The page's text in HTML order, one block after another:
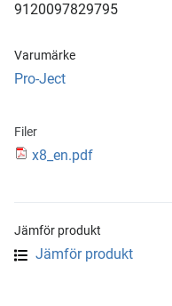
9120097829795
Varumärke
Pro-Ject
Filer
x8_en.pdf
Jämför produkt
Jämför produkt